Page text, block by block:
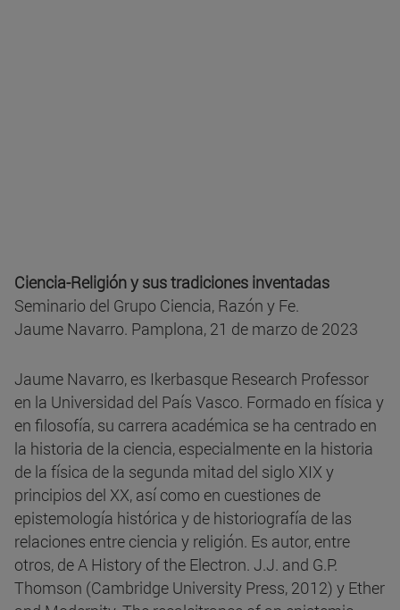
Ciencia-Religión y sus tradiciones inventadas
Seminario del Grupo Ciencia, Razón y Fe.
Jaume Navarro. Pamplona, 21 de marzo de 2023
Jaume Navarro, es Ikerbasque Research Professor
en la Universidad del País Vasco. Formado en física y
en filosofía, su carrera académica se ha centrado en
la historia de la ciencia, especialmente en la historia
de la física de la segunda mitad del siglo XIX y
principios del XX, así como en cuestiones de
epistemología histórica y de historiografía de las
relaciones entre ciencia y religión. Es autor, entre
otros, de A History of the Electron. J.J. and G.P.
Thomson (Cambridge University Press, 2012) y Ether